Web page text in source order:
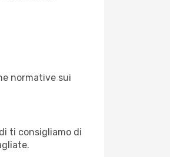
normative sui
ti consigliamo di